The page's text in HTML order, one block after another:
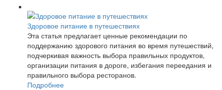
Здоровое питание в путешествиях
Эта статья предлагает ценные рекомендации по
поддержанию здорового питания во время путешествий,
подчеркивая важность выбора правильных продуктов,
организации питания в дороге, избегания переедания и
правильного выбора ресторанов.
Подробнее